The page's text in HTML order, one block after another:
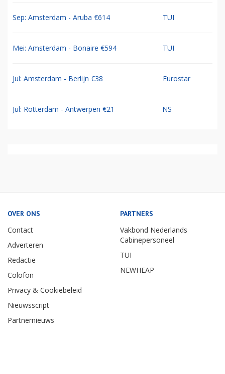
Sep: Amsterdam - Aruba €614 TUI
Mei: Amsterdam - Bonaire €594 TUI
Jul: Amsterdam - Berlijn €38 Eurostar
Jul: Rotterdam - Antwerpen €21 NS
OVER ONS
Contact
Adverteren
Redactie
Colofon
Privacy & Cookiebeleid
Nieuwsscript
Partnernieuws
PARTNERS
Vakbond Nederlands
Cabinepersoneel
TUI
NEWHEAP